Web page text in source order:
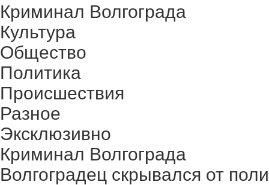
Криминал Волгограда
Культура
Общество
Политика
Происшествия
Разное
Эксклюзивно
Криминал Волгограда
Волгоградец скрывался от